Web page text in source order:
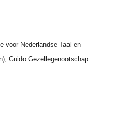
voor Nederlandse Taal en
Guido Gezellegenootschap